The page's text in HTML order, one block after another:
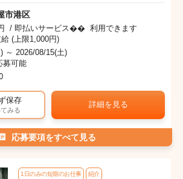
市港区
/ 即払いサービス�� 利用できます
(上限1,000円)
～ 2026/08/15(土)
募可能
保存
みる
詳細を見る
応募要項をすべて見る
1日のみの短期のお仕事 紹介